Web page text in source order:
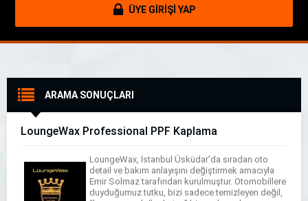
ÜYE GİRİŞİ YAP
ARAMA SONUÇLARI
LoungeWax Professional PPF Kaplama
LoungeWax, İstanbul Üsküdar’da sıradan oto
detail ve bakım anlayışını değiştirmek amacıyla
Emir Solmaz tarafından kurulmuştur. Otomobillere
duyduğumuz tutku, bizi sadece temizleyen değil,